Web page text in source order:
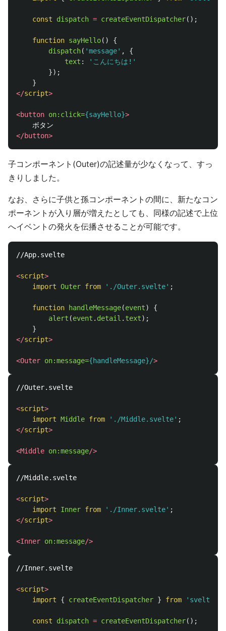
const dispatch = createEventDispatcher();
function sayHello()
{
dispatch( 'message' ,
{
text : ' こんにちは! '
});
}
</script>
<button on:click={sayHello}>
</button>
子コンポーネント(Outer)の記述量が少なくなって、すっ
きりしました。
なお、さらに子供と孫コンポーネントの間に、新たなコン
ポーネントが入り層が増えたとしても、同様の記述で上位
へイベントの発火を伝播させることが可能です。
//App.svelte
<script>
import Outer from ' ./Outer.svelte' ;
function handleMessage(event)
{
alert (event . detail . text);
}
</script>
<Outer on:message={handleMessage}/>
//Outer.svelte
<script>
import Middle from ' ./Middle.svelte' ;
</script>
<Middle on:message/>
//Middle.svelte
<script>
import
Inner from ' ./Inner.svelte' ;
</script>
<Inner on:message/>
//Inner.svelte
<script>
import
{ createEventDispatcher } from ' svelte
const dispatch = createEventDispatcher();